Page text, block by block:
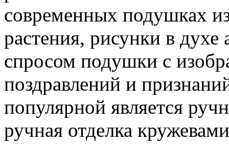
современных подушках
растения, рисунки в духе
спросом подушки с
поздравлений и
популярной является
ручная отделка